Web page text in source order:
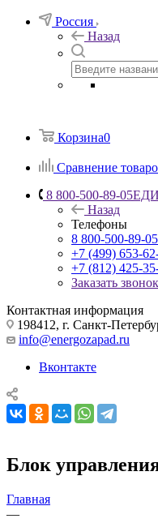
Россия
Назад
Корзина0
Сравнение
8 800-500-89-05
Назад
Телефоны
8 800-500-89-05
+7 (499) 653-
+7 (812) 425-
Заказать звонок
Контактная информация
198412, г. Санкт-
info@energozapad.ru
Вконтакте
Блок
Главная
—